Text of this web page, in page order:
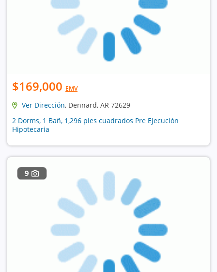
$169,000 EMV
Ver Dirección, Dennard, AR 72629
2 Dorms, 1 Bañ, 1,296 pies cuadrados Pre Ejecución
Hipotecaria
9